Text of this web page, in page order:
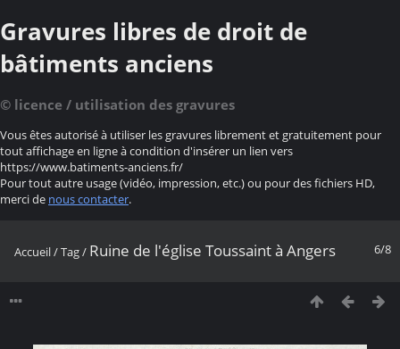
Gravures libres de droit de
bâtiments anciens
© licence / utilisation des gravures
Vous êtes autorisé à utiliser les gravures librement et gratuitement pour
tout affichage en ligne à condition d'insérer un lien vers
https://www.batiments-anciens.fr/
Pour tout autre usage (vidéo, impression, etc.) ou pour des fichiers HD,
merci de nous contacter.
6/8
Accueil/Tag/ Ruine de l'église Toussaint à Angers